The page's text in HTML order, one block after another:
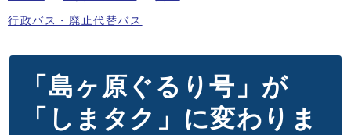
行政バス・廃止代替バス
「島ヶ原ぐるり号」が
「しまタク」に変わりま